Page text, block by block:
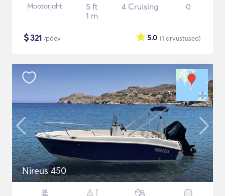
Mootorjaht
5 ft
1 m
4 Cruising 0
$321 /päev (1 arvustused)
5.0
Nireus 450